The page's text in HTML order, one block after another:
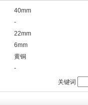
40mm
-
22mm
6mm
黄铜
-
关键词